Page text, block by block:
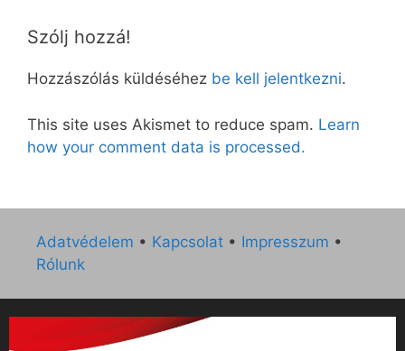
Szólj hozzá!
Hozzászólás küldéséhez be kell jelentkezni.
This site uses Akismet to reduce spam. Learn
how your comment data is processed.
Adatvédelem • Kapcsolat • Impresszum •
Rólunk